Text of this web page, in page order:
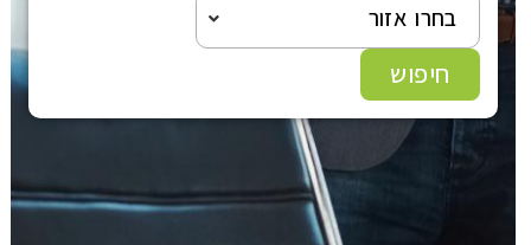
גישור ובוררות
צה"ל-משרד הביטחון
בחרו אזור
חיפוש